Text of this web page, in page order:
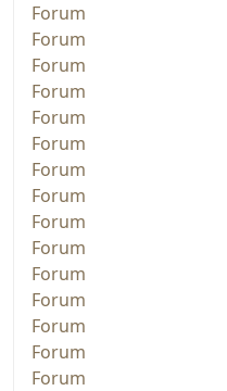
Forum
Forum
Forum
Forum
Forum
Forum
Forum
Forum
Forum
Forum
Forum
Forum
Forum
Forum
Forum